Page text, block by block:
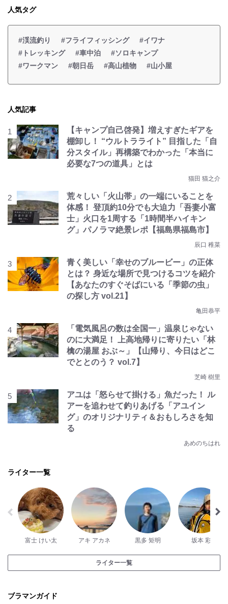
人気タグ
#渓流釣り #フライフィッシング
#イワナ
#トレッキング
#車中泊
#ソロキャンプ
#ワークマン
#朝日岳 #高山植物 #山小屋
人気記事
【キャンプ自己啓発】増えすぎたギアを
棚卸し！ “ウルトラライト” 目指した「自
分スタイル」再構築でわかった「本当に
必要な7つの道具」とは
猫田 猫之介
荒々しい「火山帯」の一端にいることを
体感！ 登頂約10分でも大迫力「吾妻小富
士」火口を1周する「1時間半ハイキン
グ」パノラマ絶景レポ【福島県福島市】
辰口 稚菜
青く美しい「幸せのブルービー」の正体
とは？ 身近な場所で見つけるコツを紹介
【あなたのすぐそばにいる「季節の虫」
の探し方 vol.21】
亀田恭平
「電気風呂の数は全国一」温泉じゃない
のに大満足！ 上高地帰りに寄りたい「林
檎の湯屋 おぶ～」【山帰り、今日はどこ
でととのう？ vol.7】
芝崎 樹里
アユは「怒らせて掛ける」魚だった！ ル
アーを追わせて釣りあげる「アユイン
グ」のオリジナリティ＆おもしろさを知
る
あめのちはれ
ライター一覧
富士 けい太 アキ アカネ 黒多 矩明 坂本 彩
ライター一覧
ブラマンガイド